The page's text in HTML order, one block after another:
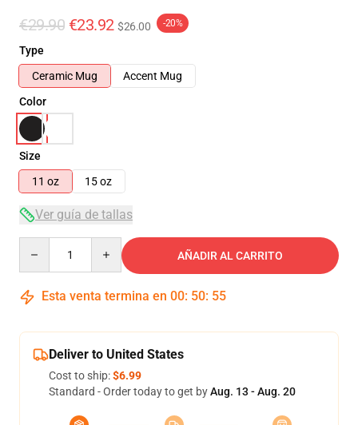
€29.90 €23.92 $26.00 -20%
Type
Ceramic Mug
Accent Mug
Color
Size
11 oz
15 oz
Ver guía de tallas
AÑADIR AL CARRITO
Esta venta termina en 00: 50: 54
Deliver to United States
Cost to ship:$6.99
Standard - Order today to get byAug. 13 - Aug. 20